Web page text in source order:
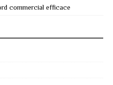
commercial efficace